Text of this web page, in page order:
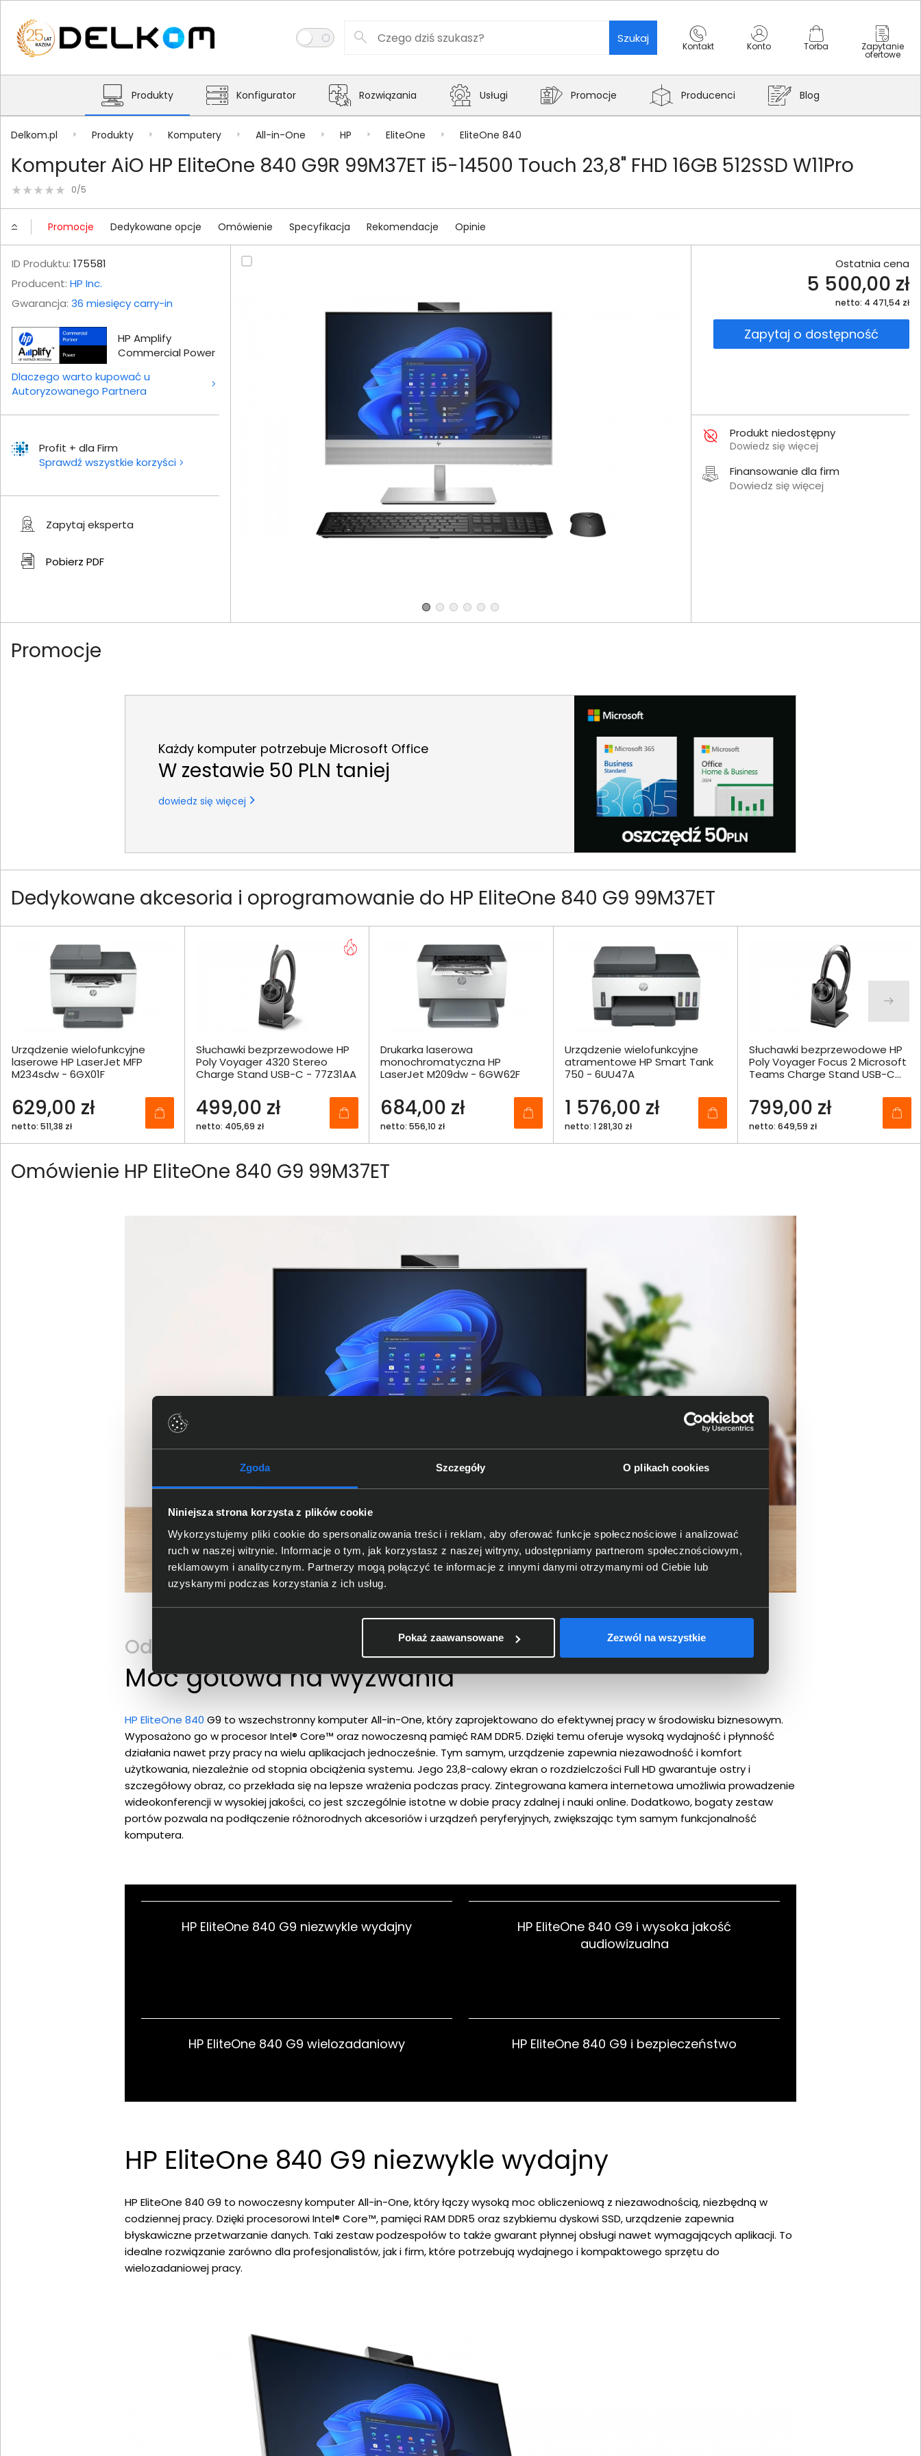
Zgoda Szczegóły O plikach cookies
Niniejsza strona korzysta z plików cookie
Wykorzystujemy pliki cookie do spersonalizowania treści i reklam, aby oferować funkcje społecznościowe i analizować
ruch w naszej witrynie. Informacje o tym, jak korzystasz z naszej witryny, udostępniamy partnerom społecznościowym,
reklamowym i analitycznym. Partnerzy mogą połączyć te informacje z innymi danymi otrzymanymi od Ciebie lub
uzyskanymi podczas korzystania z ich usług.
Pokaż zaawansowane Zezwól na wszystkie
Szukaj
Kontakt Konto Torba Zapytanie
ofertowe
Produkty Konfigurator Rozwiązania Usługi Promocje Producenci Blog
Delkom.pl Produkty Komputery All-in-One HP EliteOne EliteOne 840
Komputer AiO HP EliteOne 840 G9R 99M37ET i5-14500 Touch 23,8" FHD 16GB 512SSD W11Pro
0/5
Promocje Dedykowane opcje Omówienie Specyfikacja Rekomendacje Opinie
ID Produktu: 175581
Producent: HP Inc.
Gwarancja: 36 miesięcy carry-in
HP Amplify
Commercial Power
Dlaczego warto kupować u
Autoryzowanego Partnera
Profit + dla Firm
Sprawdź wszystkie korzyści
Zapytaj eksperta
Pobierz PDF
Ostatnia cena
5 500,00 zł
netto: 4 471,54 zł
Zapytaj o dostępność
Produkt niedostępny
Dowiedz się więcej
Finansowanie dla firm
Dowiedz się więcej
Promocje
Każdy komputer potrzebuje Microsoft Office
W zestawie 50 PLN taniej
dowiedz się więcej
Dedykowane akcesoria i oprogramowanie do HP EliteOne 840 G9 99M37ET
Urządzenie wielofunkcyjne
laserowe HP LaserJet MFP
M234sdw - 6GX01F
629,00 zł
netto: 511,38 zł
Słuchawki bezprzewodowe HP
Poly Voyager 4320 Stereo
Charge Stand USB-C - 77Z31AA
499,00 zł
netto: 405,69 zł
Drukarka laserowa
monochromatyczna HP
LaserJet M209dw - 6GW62F
684,00 zł
netto: 556,10 zł
Urządzenie wielofunkcyjne
atramentowe HP Smart Tank
750 - 6UU47A
1 576,00 zł
netto: 1 281,30 zł
Słuchawki bezprzewodowe HP
Poly Voyager Focus 2 Microsoft
Teams Charge Stand USB-C
9T9J6AA
799,00 zł
netto: 649,59 zł
Omówienie HP EliteOne 840 G9 99M37ET
Odkryj HP EliteOne 840 G9
Moc gotowa na wyzwania
HP EliteOne 840 G9 to wszechstronny komputer All-in-One, który zaprojektowano do efektywnej pracy w środowisku biznesowym.
Wyposażono go w procesor Intel® Core™ oraz nowoczesną pamięć RAM DDR5. Dzięki temu oferuje wysoką wydajność i płynność
działania nawet przy pracy na wielu aplikacjach jednocześnie. Tym samym, urządzenie zapewnia niezawodność i komfort
użytkowania, niezależnie od stopnia obciążenia systemu. Jego 23,8-calowy ekran o rozdzielczości Full HD gwarantuje ostry i
szczegółowy obraz, co przekłada się na lepsze wrażenia podczas pracy. Zintegrowana kamera internetowa umożliwia prowadzenie
wideokonferencji w wysokiej jakości, co jest szczególnie istotne w dobie pracy zdalnej i nauki online. Dodatkowo, bogaty zestaw
portów pozwala na podłączenie różnorodnych akcesoriów i urządzeń peryferyjnych, zwiększając tym samym funkcjonalność
komputera.
HP EliteOne 840 G9 niezwykle wydajny
HP EliteOne 840 G9 i wysoka jakość
audiowizualna
HP EliteOne 840 G9 wielozadaniowy HP EliteOne 840 G9 i bezpieczeństwo
HP EliteOne 840 G9 niezwykle wydajny
HP EliteOne 840 G9 to nowoczesny komputer All-in-One, który łączy wysoką moc obliczeniową z niezawodnością, niezbędną w
codziennej pracy. Dzięki procesorowi Intel® Core™, pamięci RAM DDR5 oraz szybkiemu dyskowi SSD, urządzenie zapewnia
błyskawiczne przetwarzanie danych. Taki zestaw podzespołów to także gwarant płynnej obsługi nawet wymagających aplikacji. To
idealne rozwiązanie zarówno dla profesjonalistów, jak i firm, które potrzebują wydajnego i kompaktowego sprzętu do
wielozadaniowej pracy.